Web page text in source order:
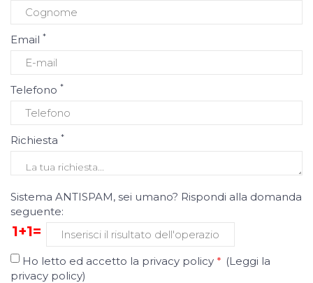
Email *
Telefono *
Richiesta *
Sistema ANTISPAM, sei umano? Rispondi alla domanda
seguente:
1+1=
Ho letto ed accetto la privacy policy * (Leggi la
privacy policy)